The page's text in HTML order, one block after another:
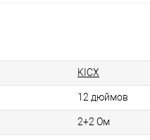
KICX
12 дюймов
2+2 Ом